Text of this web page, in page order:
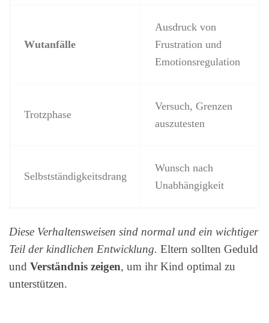
Wutanfälle
Ausdruck von
Frustration und
Emotionsregulation
Trotzphase
Versuch, Grenzen
auszutesten
Selbstständigkeitsdrang
Wunsch nach
Unabhängigkeit
Diese Verhaltensweisen sind normal und ein wichtiger
Teil der kindlichen Entwicklung. Eltern sollten Geduld
und Verständnis zeigen, um ihr Kind optimal zu
unterstützen.